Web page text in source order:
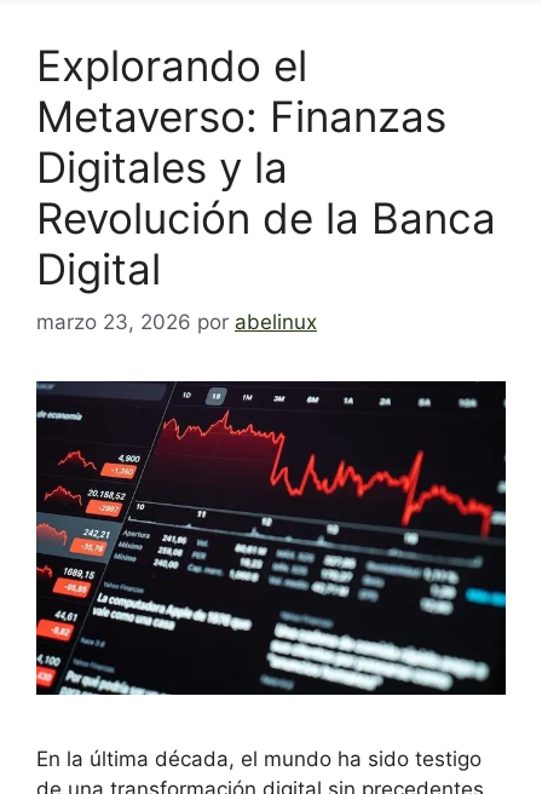
Explorando el
Metaverso: Finanzas
Digitales y la
Revolución de la Banca
Digital
marzo 23, 2026 por abelinux
En la última década, el mundo ha sido testigo
de una transformación digital sin precedentes